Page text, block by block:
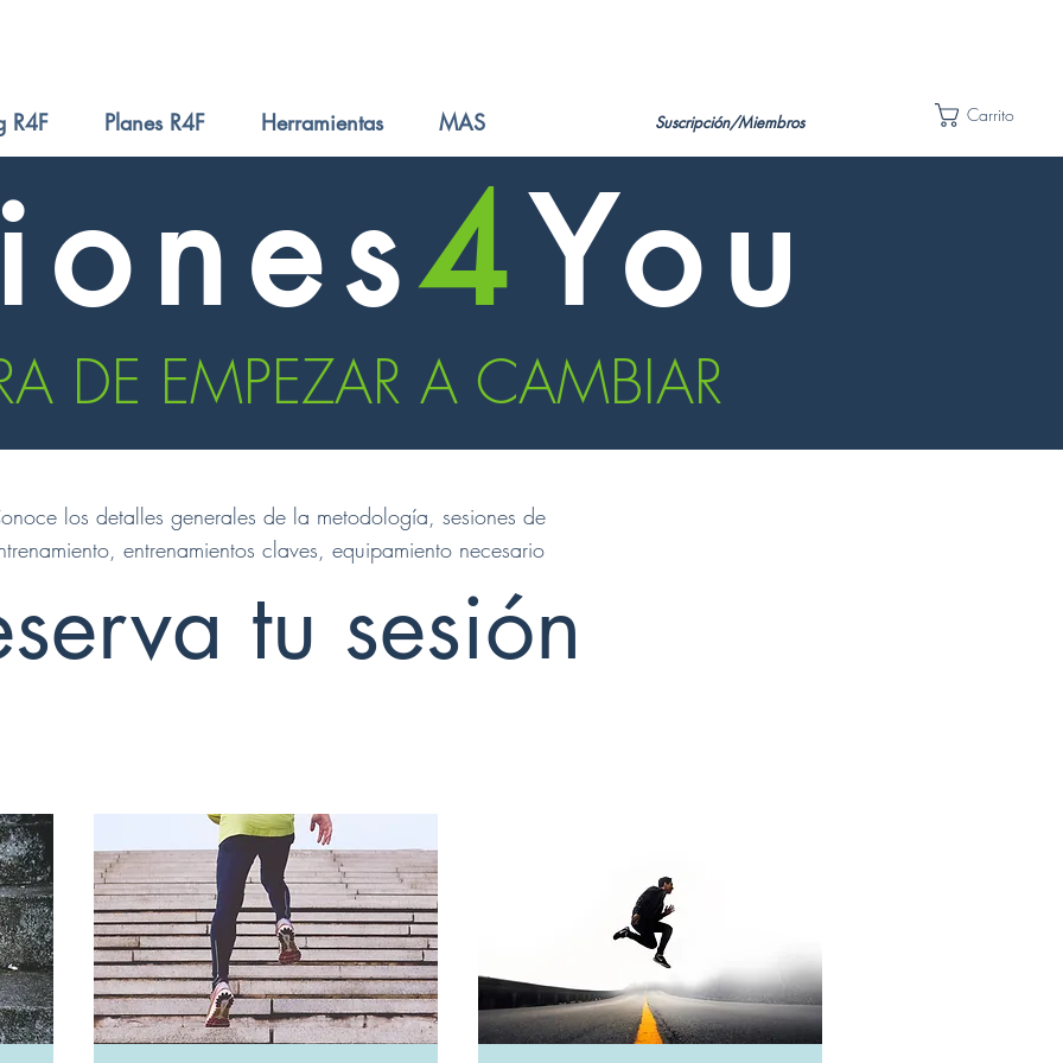
R4F Planes R4F Herramientas MAS Suscripción/Miembros Carrito
DE EMPEZAR A CAMBIAR
4You
los detalles generales de la metodología, sesiones de
entrenamientos claves, equipamiento necesario
tu sesión